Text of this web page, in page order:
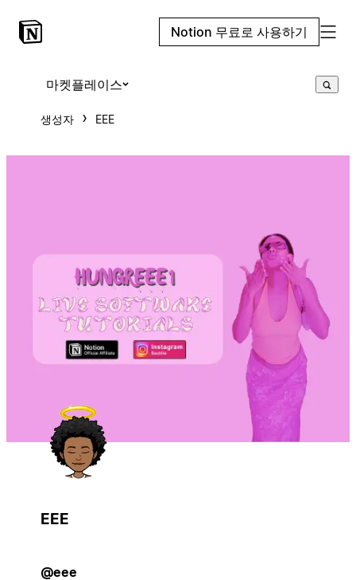
Notion 무료로 사용하기
마켓플레이스
생성자 EEE
EEE
@eee